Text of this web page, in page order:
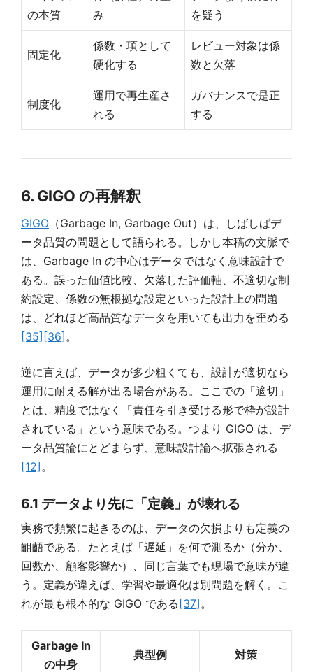
の本質
み
を疑う
固定化
係数・項として
硬化する
レビュー対象は係
数と欠落
制度化
運用で再生産さ
れる
ガバナンスで是正
する
6. GIGO の再解釈
GIGO （Garbage In, Garbage Out）は、しばしばデ
ータ品質の問題として語られる。しかし本稿の文脈で
は、Garbage In の中心はデータではなく意味設計で
ある。誤った価値比較、欠落した評価軸、不適切な制
約設定、係数の無根拠な設定といった設計上の問題
は、どれほど高品質なデータを用いても出力を歪める
[35][36] 。
逆に言えば、データが多少粗くても、設計が適切なら
運用に耐える解が出る場合がある。ここでの「適切」
とは、精度ではなく「責任を引き受ける形で枠が設計
されている」という意味である。つまり GIGO は、デ
ータ品質論にとどまらず、意味設計論へ拡張される
[12] 。
6.1 データより先に「定義」が壊れる
実務で頻繁に起きるのは、データの欠損よりも定義の
齟齬である。たとえば「遅延」を何で測るか（分か、
回数か、顧客影響か）、同じ言葉でも現場で意味が違
う。定義が違えば、学習や最適化は別問題を解く。こ
れが最も根本的な GIGO である [37] 。
Garbage In
の中身
典型例 対策